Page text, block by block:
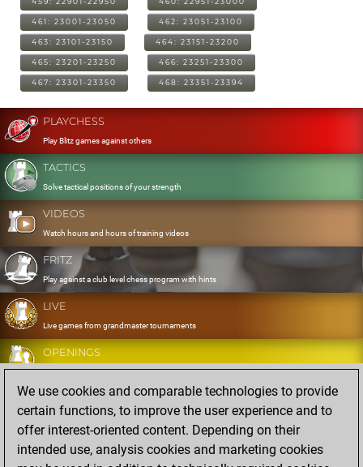
461: 23001-23050 462: 23051-23100
463: 23101-23150 464: 23151-23200
465: 23201-23250 466: 23251-23300
467: 23301-23350 468: 23351-23394
PLAYCHESS
Play Blitz games against others
TACTICS
Solve tactical positions of your strength
VIDEOS
Watch hours and hours of training videos
FRITZ
Play against a club level chess program with hints
LIVE
Live games from grandmaster tournaments
OPENINGS
Develop and exercise your openings
DATABASE
Eight million strong games
MYGAMES
Store and analyse your own games in the cloud
We use cookies and comparable technologies to provide
certain functions, to improve the user experience and to
offer interest-oriented content. Depending on their
intended use, analysis cookies and marketing cookies